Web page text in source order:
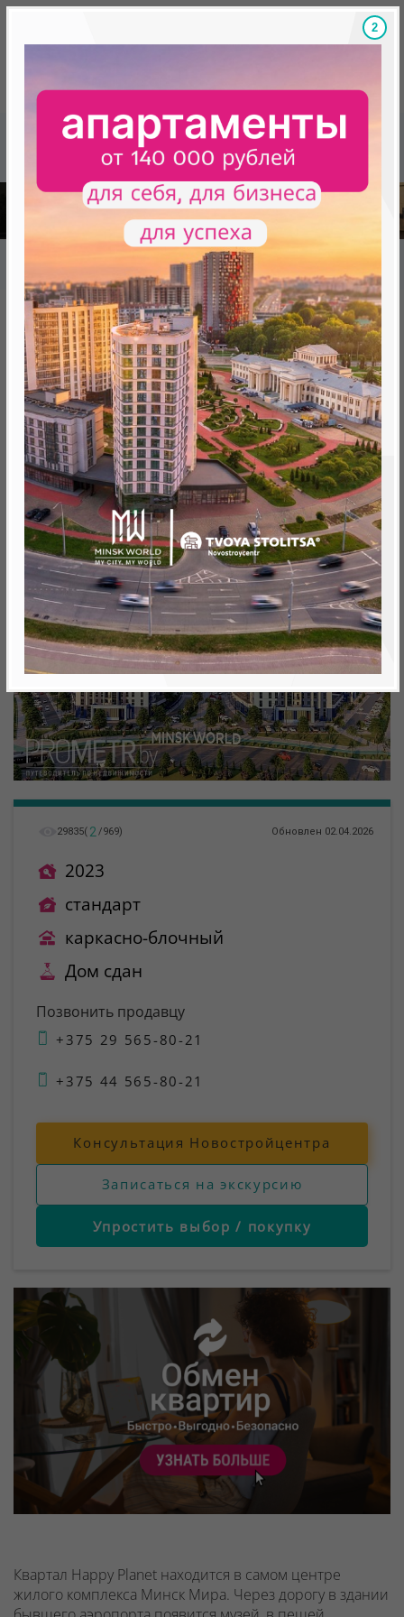
Скидки на новостройки, бонусы Готовые
База новостроек Минска «Минск Мир»
27.2 "Центральный Парк", квартал "Счастливая планета"
27.2 "Центральный Парк",
квартал "Счастливая планета"
нет в продаже
Минск, Октябрьский, ул. Левина 1
метро «Ковальская Слобода», 566 м
29835( 2 /969) Обновлен 02.04.2026
2023
стандарт
каркасно-блочный
Дом сдан
Позвонить продавцу
+375 29 565-80-21
+375 44 565-80-21
Консультация Новостройцентра
Записаться на экскурсию
Упростить выбор / покупку
Квартал Happy Planet находится в самом центре
жилого комплекса Минск Мира. Через дорогу в здании
1